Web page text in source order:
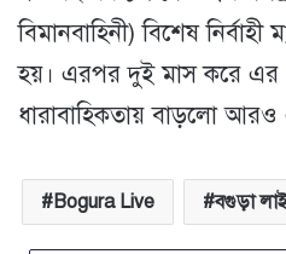
বিমানবাহিনী) বিশেষ নির্বাহী
হয়। এরপর দুই মাস করে এর
ধারাবাহিকতায় বাড়লো আরও
Bogura Live বগুড়া